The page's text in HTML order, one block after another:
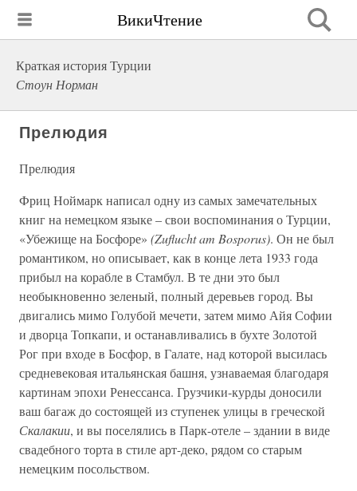
ВикиЧтение
Краткая история Турции
Стоун Норман
Прелюдия
Прелюдия
Фриц Ноймарк написал одну из самых замечательных
книг на немецком языке – свои воспоминания о Турции,
«Убежище на Босфоре» (Zuflucht am Bosporus). Он не был
романтиком, но описывает, как в конце лета 1933 года
прибыл на корабле в Стамбул. В те дни это был
необыкновенно зеленый, полный деревьев город. Вы
двигались мимо Голубой мечети, затем мимо Айя Софии
и дворца Топкапи, и останавливались в бухте Золотой
Рог при входе в Босфор, в Галате, над которой высилась
средневековая итальянская башня, узнаваемая благодаря
картинам эпохи Ренессанса. Грузчики-курды доносили
ваш багаж до состоящей из ступенек улицы в греческой
Скалакии, и вы поселялись в Парк-отеле – здании в виде
свадебного торта в стиле арт-деко, рядом со старым
немецким посольством.